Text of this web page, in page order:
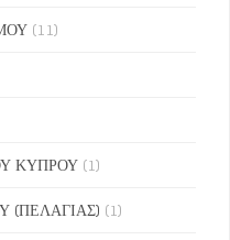
(11)
ΚΥΠΡΟΥ (1)
(ΠΕΛΑΓΙΑΣ) (1)